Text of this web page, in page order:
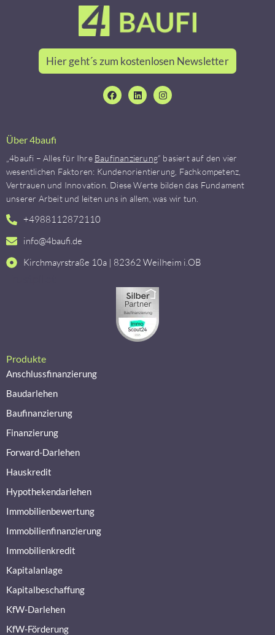
Hier geht´s zum kostenlosen Newsletter
Über 4baufi
„4baufi – Alles für Ihre Baufinanzierung“ basiert auf den vier
wesentlichen Faktoren: Kundenorientierung, Fachkompetenz,
Vertrauen und Innovation. Diese Werte bilden das Fundament
unserer Arbeit und leiten uns in allem, was wir tun.
+4988112872110
info@4baufi.de
Kirchmayrstraße 10a | 82362 Weilheim i.OB
Produkte
Anschlussfinanzierung
Baudarlehen
Baufinanzierung
Finanzierung
Forward-Darlehen
Hauskredit
Hypothekendarlehen
Immobilienbewertung
Immobilienfinanzierung
Immobilienkredit
Kapitalanlage
Kapitalbeschaffung
KfW-Darlehen
KfW-Förderung